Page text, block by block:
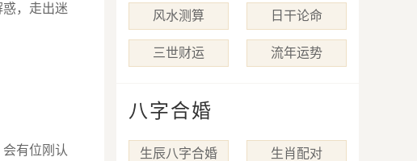
，走出迷
有位刚认
风水测算 日干论命
三世财运 流年运势
八字合婚
生辰八字合婚 生肖配对